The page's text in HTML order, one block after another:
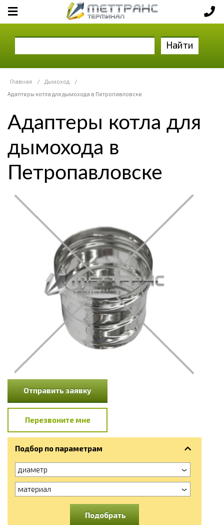
Найти
Главная / Дымоход
/
Адаптеры котла для дымохода в Петропавловске
Адаптеры котла для
дымохода в
Петропавловске
Отправить заявку
Перезвоните мне
Подбор по параметрам
диаметр
материал
Подобрать